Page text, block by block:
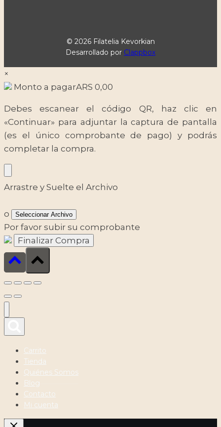
© 2026 Filatelia Kevorkian
Desarrollado por Clappbox
×
Monto a pagarARS 0,00
Debes escanear el código QR, haz clic en
«Continuar» para adjuntar la captura de pantalla
(es el único comprobante de pago) y podrás
completar la compra.
Arrastre y Suelte el Archivo
o Seleccionar Archivo
Por favor subir su comprobante
Carrito
Tienda
Quiénes Somos
Blog
Contacto
Mi cuenta